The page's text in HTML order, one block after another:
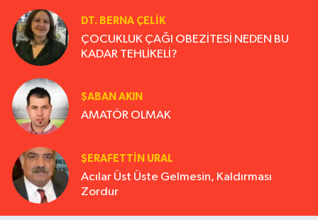
DT. BERNA ÇELIK
ÇOCUKLUK ÇAĞI OBEZİTESİ NEDEN BU
KADAR TEHLİKELİ?
ŞABAN AKIN
AMATÖR OLMAK
ŞERAFETTIN URAL
Acılar Üst Üste Gelmesin, Kaldırması
Zordur